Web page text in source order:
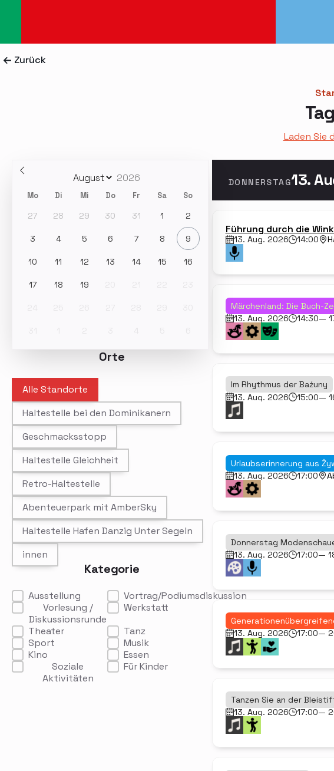
Zurück
Laden Sie
Mo Di Mi Do Fr Sa So
27 28 29 30 31 1 2
3 4 5 6 7 8 9
10 11 12 13 14 15 16
17 18 19
Orte
Orte
Alle Standorte
Haltestelle bei den Dominikanern
Geschmacksstopp
Haltestelle Gleichheit
Retro-Haltestelle
Abenteuerpark mit AmberSky
Haltestelle Hafen Danzig Unter Segeln
innen
Kategorie
Kategorie
Ausstellung
Vortrag/Podiumsdiskussion
Vorlesung /
Diskussionsrunde
Werkstatt
Theater
Tanz
Sport
Musik
Kino
Essen
Soziale
Aktivitäten
Für Kinder
DONNERSTAG13.
Führung durch die
13. Aug. 2026 14:00
Märchenland: Die Buch-
13. Aug. 2026 14:30—
Im Rhythmus der Baźuny
13. Aug. 2026 15:00—
Urlaubserinnerung aus
13. Aug. 2026 17:00
Donnerstag
13. Aug. 2026 17:00—
13. Aug. 2026 17:00—
Tanzen Sie an der
13. Aug. 2026 17:00—